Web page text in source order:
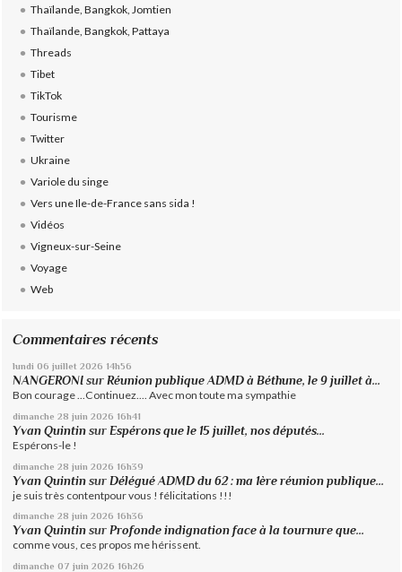
Thaïlande, Bangkok, Jomtien
Thaïlande, Bangkok, Pattaya
Threads
Tibet
TikTok
Tourisme
Twitter
Ukraine
Variole du singe
Vers une Ile-de-France sans sida !
Vidéos
Vigneux-sur-Seine
Voyage
Web
Commentaires récents
lundi 06 juillet 2026 14h56
NANGERONI surRéunion publique ADMD à Béthune, le 9 juillet à...
Bon courage ...Continuez.... Avec mon toute ma sympathie
dimanche 28 juin 2026 16h41
Yvan Quintin surEspérons que le 15 juillet, nos députés...
Espérons-le !
dimanche 28 juin 2026 16h39
Yvan Quintin surDélégué ADMD du 62 : ma 1ère réunion publique...
je suis très contentpour vous ! félicitations !!!
dimanche 28 juin 2026 16h36
Yvan Quintin surProfonde indignation face à la tournure que...
comme vous, ces propos me hérissent.
dimanche 07 juin 2026 16h26